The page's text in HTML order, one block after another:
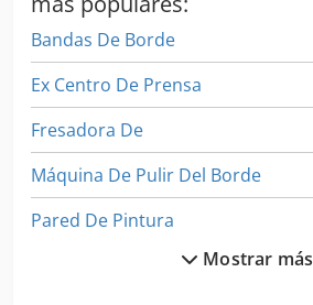
Bandas De Borde
Ex Centro De Prensa
Fresadora De
Máquina De Pulir Del Borde
Pared De Pintura
Precintadora De BordeMostrar más